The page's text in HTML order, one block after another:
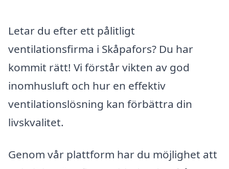
Letar du efter ett pålitligt
ventilationsfirma i Skåpafors? Du har
kommit rätt! Vi förstår vikten av god
inomhusluft och hur en effektiv
ventilationslösning kan förbättra din
livskvalitet.
Genom vår plattform har du möjlighet att